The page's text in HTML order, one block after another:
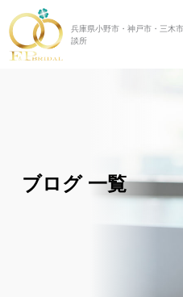
兵庫県小野市・神戸市・三木
談所
ブログ 一覧